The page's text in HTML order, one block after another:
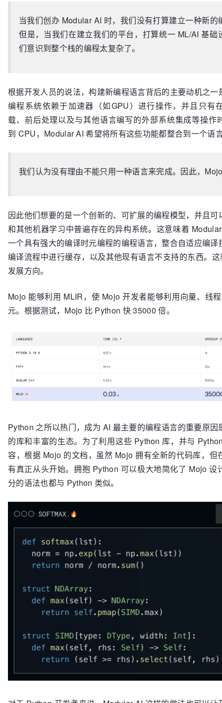
当我们创办 Modular AI 时，我们没有打算建立一种新的
但是，当我们在建立我们的平台，打算统一 ML/AI 基础
们意识到整个栈的编程太复杂了。
根据开发人员的说法，构建新编程语言背后的主要动机之一
编程系统依赖于加速器（如GPU）进行操作，并且只有
载、前后处理以及与其他语言编写的外部系统集成等操作
到 CPU，Modular AI 希望将所有这些功能都整合到一个语
我们认为没有理由不能只用一种语言来完成。因此，
因此他们想要的是一个创新的、可扩展的编程模型，并且可
和其他机器学习中普遍存在的异构系统。这意味着
一个具有强大的编译时元编程的编程语言，整合自适应编译
编译流程中进行缓存，以及其他现有语言不支持的东西。
发展方向。
Mojo 能够利用 MLIR，使 Mojo 开发者能够利用向量、线
元。根据测试，Mojo 比 Python 快 35000 倍。
Python 之所以热门，成为 AI 最主要的编程语言的重要原因
的库和丰富的生态。为了利用这些 Python 库，并与
容，根据 Mojo 的文档，虽然 Mojo 拥有全新的代码库，但
有真正从头开始。拥抱 Python 可以极大地简化了 Mojo 设
分的语法也都与 Python 类似。